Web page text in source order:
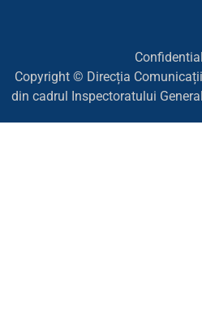
Copyright © Direcția
din cadrul Inspectoratului